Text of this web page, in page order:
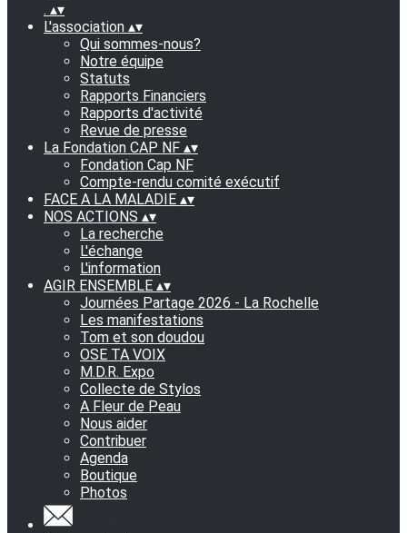
. ▴▾
L'association ▴▾
Qui sommes-nous?
Notre équipe
Statuts
Rapports Financiers
Rapports d'activité
Revue de presse
La Fondation CAP NF ▴▾
Fondation Cap NF
Compte-rendu comité exécutif
FACE A LA MALADIE ▴▾
NOS ACTIONS ▴▾
La recherche
L'échange
L'information
AGIR ENSEMBLE ▴▾
Journées Partage 2026 - La Rochelle
Les manifestations
Tom et son doudou
OSE TA VOIX
M.D.R. Expo
Collecte de Stylos
A Fleur de Peau
Nous aider
Contribuer
Agenda
Boutique
Photos